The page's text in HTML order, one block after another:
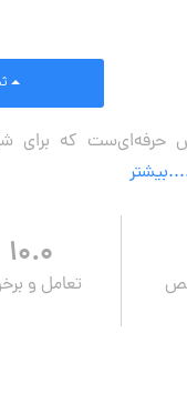
که برای
۱۰.۰
تعامل و